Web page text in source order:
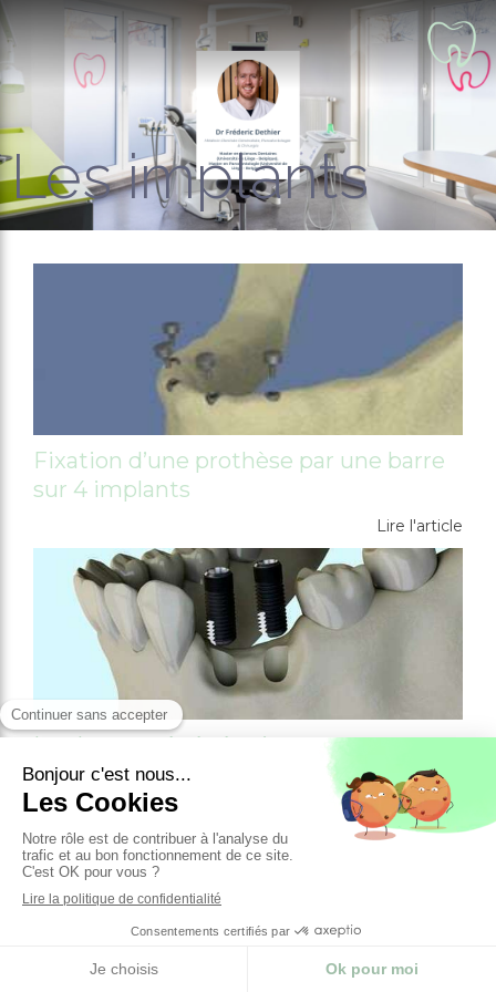
Les implants
Fixation d’une prothèse par une barre
sur 4 implants
Lire l'article
Implant et régénération osseuse
Lire l'article